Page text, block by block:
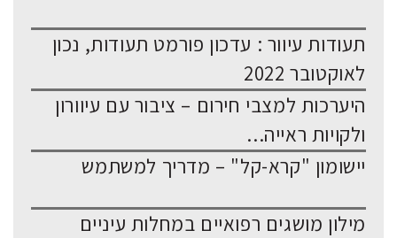
תעודות עיוור : עדכון פורמט תעודות, נכון
לאוקטובר 2022
היערכות למצבי חירום – ציבור עם עיוורון
ולקויות ראייה...
יישומון "קרא-קל" – מדריך למשתמש
מילון מושגים רפואיים במחלות עיניים